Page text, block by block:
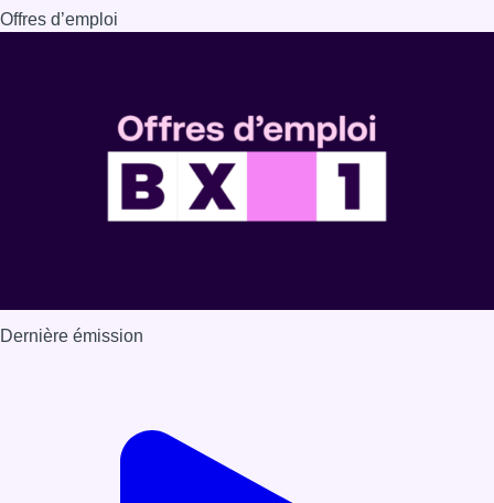
Offres d’emploi
Dernière émission